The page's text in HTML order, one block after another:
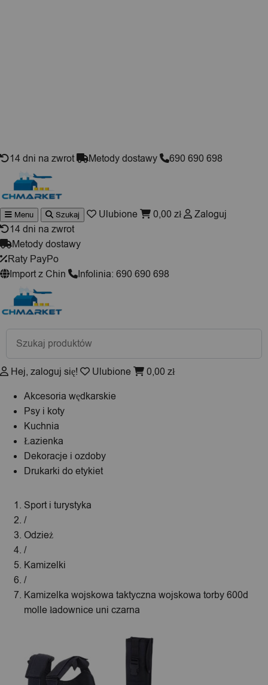
14 dni na zwrot Metody dostawy 690 690 698
Wyszukiwarka
produktów
Menu Szukaj Ulubione 0,00 zł
Zaloguj
14 dni na zwrot
Metody dostawy
Raty PayPo
Import z Chin
Infolinia: 690 690 698
Wyszukiwarka
produktów
Hej, zaloguj się! Ulubione 0,00 zł
Akcesoria wędkarskie
Psy i koty
Kuchnia
Łazienka
Dekoracje i ozdoby
Drukarki do etykiet
Sport i turystyka
/
Odzież
/
Kamizelki
/
Kamizelka wojskowa taktyczna wojskowa torby 600d
molle ładownice uni czarna